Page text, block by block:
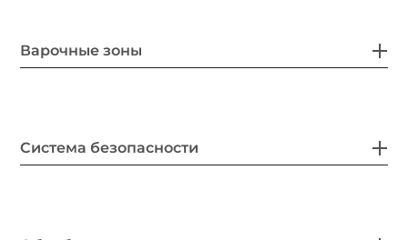
Варочные зоны
Система безопасности